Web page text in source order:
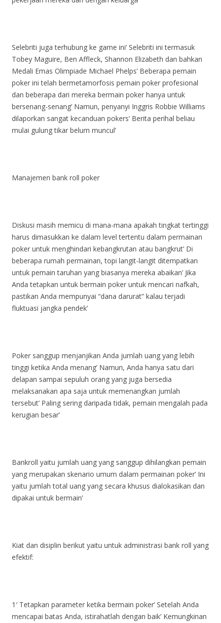
Selebriti juga terhubung ke game ini’ Selebriti ini termasuk
Tobey Maguire, Ben Affleck, Shannon Elizabeth dan bahkan
Medali Emas Olimpiade Michael Phelps’ Beberapa pemain
poker ini telah bermetamorfosis pemain poker profesional
dan beberapa dari mereka bermain poker hanya untuk
bersenang-senang’ Namun, penyanyi Inggris Robbie Williams
dilaporkan sangat kecanduan pokers’ Berita perihal beliau
mulai gulung tikar belum muncul’
Manajemen bank roll poker
Diskusi masih memicu di mana-mana apakah tingkat tertinggi
harus dimasukkan ke dalam level tertentu dalam permainan
poker untuk menghindari kebangkrutan atau bangkrut’ Di
beberapa rumah permainan, topi langit-langit ditempatkan
untuk pemain taruhan yang biasanya mereka abaikan’ Jika
Anda tetapkan untuk bermain poker untuk mencari nafkah,
pastikan Anda mempunyai “dana darurat” kalau terjadi
fluktuasi jangka pendek’
Poker sanggup menjanjikan Anda jumlah uang yang lebih
tinggi ketika Anda menang’ Namun, Anda hanya satu dari
delapan sampai sepuluh orang yang juga bersedia
melaksanakan apa saja untuk memenangkan jumlah
tersebut’ Paling sering daripada tidak, pemain mengalah pada
kerugian besar’
Bankroll yaitu jumlah uang yang sanggup dihilangkan pemain
yang merupakan skenario umum dalam permainan poker’ Ini
yaitu jumlah total uang yang secara khusus dialokasikan dan
dipakai untuk bermain’
Kiat dan disiplin berikut yaitu untuk administrasi bank roll yang
efektif:
1′ Tetapkan parameter ketika bermain poker’ Setelah Anda
mencapai batas Anda, istirahatlah dengan baik’ Kemungkinan